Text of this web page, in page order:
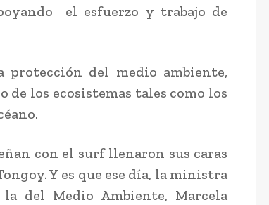
el esfuerzo y trabajo de
protección del medio ambiente,
los ecosistemas tales como los
con el surf llenaron sus caras
Y es que ese día, la ministra
del Medio Ambiente, Marcela